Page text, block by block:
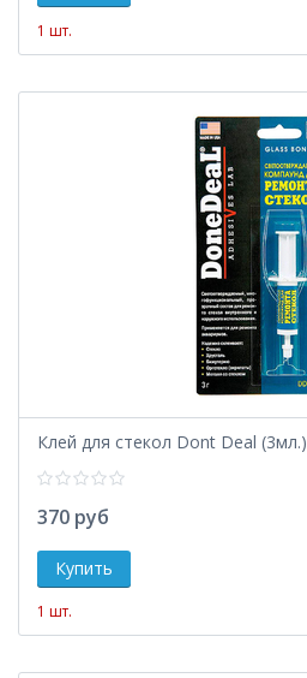
1 шт.
Клей для стекол Dont Deal (3мл.)
370 руб
1 шт.